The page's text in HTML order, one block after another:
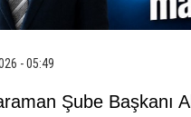
- 05:49
Şube Başkanı